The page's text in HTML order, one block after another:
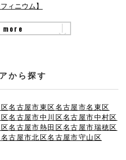
ィニウム】
more
から探す
名古屋市東区名古屋市名東区
名古屋市中川区名古屋市中村区
名古屋市熱田区名古屋市瑞穂区
名古屋市北区名古屋市守山区